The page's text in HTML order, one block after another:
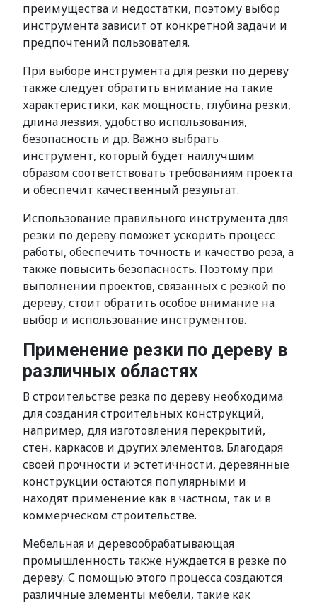
преимущества и недостатки, поэтому выбор
инструмента зависит от конкретной задачи и
предпочтений пользователя.
При выборе инструмента для резки по дереву
также следует обратить внимание на такие
характеристики, как мощность, глубина резки,
длина лезвия, удобство использования,
безопасность и др. Важно выбрать
инструмент, который будет наилучшим
образом соответствовать требованиям проекта
и обеспечит качественный результат.
Использование правильного инструмента для
резки по дереву поможет ускорить процесс
работы, обеспечить точность и качество реза, а
также повысить безопасность. Поэтому при
выполнении проектов, связанных с резкой по
дереву, стоит обратить особое внимание на
выбор и использование инструментов.
Применение резки по дереву в
различных областях
В строительстве резка по дереву необходима
для создания строительных конструкций,
например, для изготовления перекрытий,
стен, каркасов и других элементов. Благодаря
своей прочности и эстетичности, деревянные
конструкции остаются популярными и
находят применение как в частном, так и в
коммерческом строительстве.
Мебельная и деревообрабатывающая
промышленность также нуждается в резке по
дереву. С помощью этого процесса создаются
различные элементы мебели, такие как